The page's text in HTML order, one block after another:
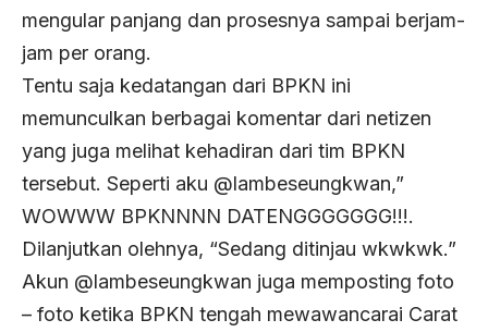
mengular panjang dan prosesnya sampai berjam-
jam per orang.
Tentu saja kedatangan dari BPKN ini
memunculkan berbagai komentar dari netizen
yang juga melihat kehadiran dari tim BPKN
tersebut. Seperti aku @lambeseungkwan,”
WOWWW BPKNNNN DATENGGGGGGG!!!.
Dilanjutkan olehnya, “Sedang ditinjau wkwkwk.”
Akun @lambeseungkwan juga memposting foto
– foto ketika BPKN tengah mewawancarai Carat